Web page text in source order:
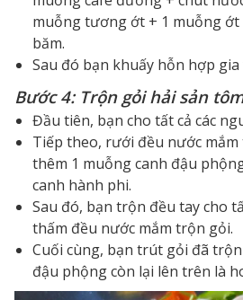
muỗng tương ớt + 1 muỗng ớt
băm.
Sau đó bạn khuấy hỗn hợp gia
Bước 4: Trộn gỏi hải sản
Đầu tiên, bạn cho tất cả các
Tiếp theo, rưới đều nước
thêm 1 muỗng canh đậu
canh hành phi.
Sau đó, bạn trộn đều tay cho
thấm đều nước mắm trộn gỏi.
Cuối cùng, bạn trút gỏi đã
đậu phộng còn lại lên trên là